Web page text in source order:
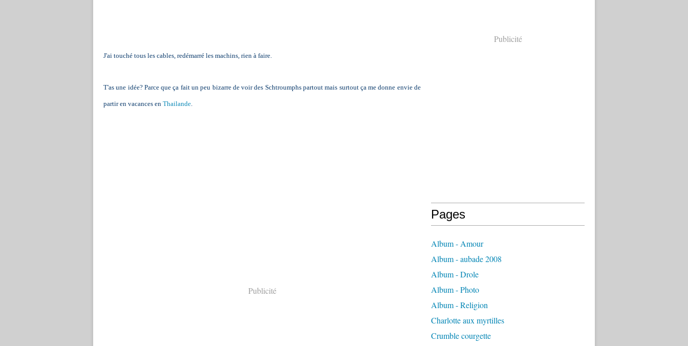
J'ai touché tous les cables, redémarré les machins, rien à faire.
T'as une idée? Parce que ça fait un peu bizarre de voir des Schtroumphs partout mais surtout ça me donne envie de
partir en vacances en Thailande.
Publicité
Publicité
Pages
Album - Amour
Album - aubade 2008
Album - Drole
Album - Photo
Album - Religion
Charlotte aux myrtilles
Crumble courgette